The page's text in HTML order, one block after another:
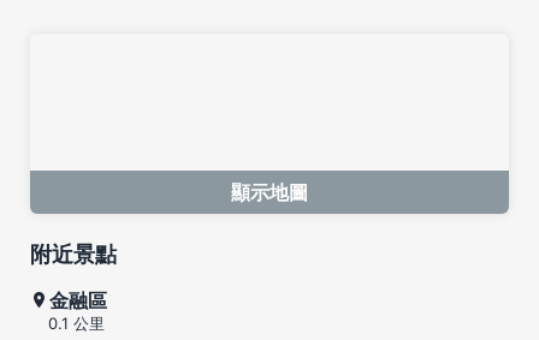
顯示地圖
附近景點
金融區
0.1 公里